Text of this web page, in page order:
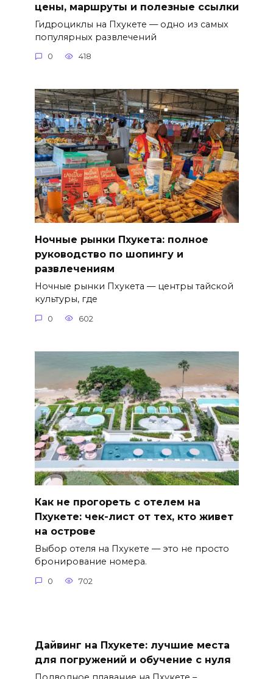
цены, маршруты и полезные ссылки
Гидроциклы на Пхукете — одно из самых
популярных развлечений
0 418
Ночные рынки Пхукета: полное
руководство по шопингу и
развлечениям
Ночные рынки Пхукета — центры тайской
культуры, где
0 602
Как не прогореть с отелем на
Пхукете: чек-лист от тех, кто живет
на острове
Выбор отеля на Пхукете — это не просто
бронирование номера.
0 702
Дайвинг на Пхукете: лучшие места
для погружений и обучение с нуля